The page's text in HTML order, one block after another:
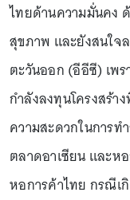
ไทยด้านความมั่นคง
สุขภาพ และยังสนใจ
ตะวันออก (อีอีซี) เพ
กำลังลงทุนโครงสร้า
ความสะดวกในการท
ตลาดอาเซียน และห
หอการค้าไทย กรณีเ